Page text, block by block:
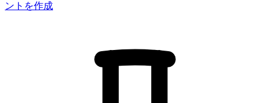
ントを作成